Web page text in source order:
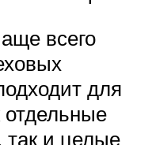
всего
для
отдельные
так и целые